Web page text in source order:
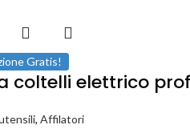
Gratis!
coltelli elettrico
, Affilatori